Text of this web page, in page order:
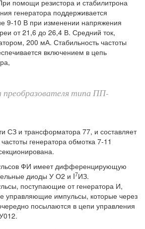
помощи резистора и стабилитрона
генератора поддерживается
9-10 В при изменении напряжения
от 21,6 до 26,4 В. Средний ток,
200 мА. Стабильность частоты
включением в цепь
преобразователя типа ПП-
СЗ и трансформатора 77, и составляет
генератора обмотка 7-11
ФИ имеет дифференцирующую
диоды У О2 и I7ИЗ.
поступающие от генератора И,
управляющие импульсы, которые через
посылаются в цепи управления